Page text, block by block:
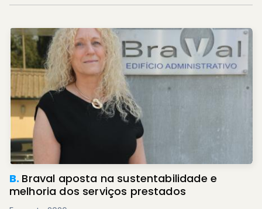
B. Braval aposta na sustentabilidade e
melhoria dos serviços prestados